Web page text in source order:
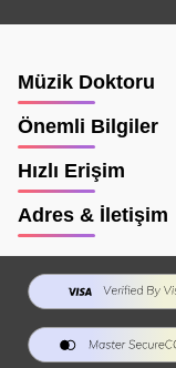
Müzik Doktoru
Önemli Bilgiler
Hızlı Erişim
Adres & İletişim